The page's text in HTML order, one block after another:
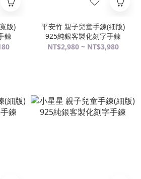
版)
鍊
平安竹 親子兒童手鍊(細版)
925純銀客製化刻字手鍊
NT$2,980 ~ NT$3,980